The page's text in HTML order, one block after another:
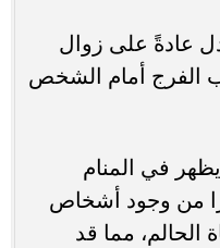
عادةً على زوال
الفرج أمام الشخص
في المنام
من وجود أشخاص
الحالم، مما قد